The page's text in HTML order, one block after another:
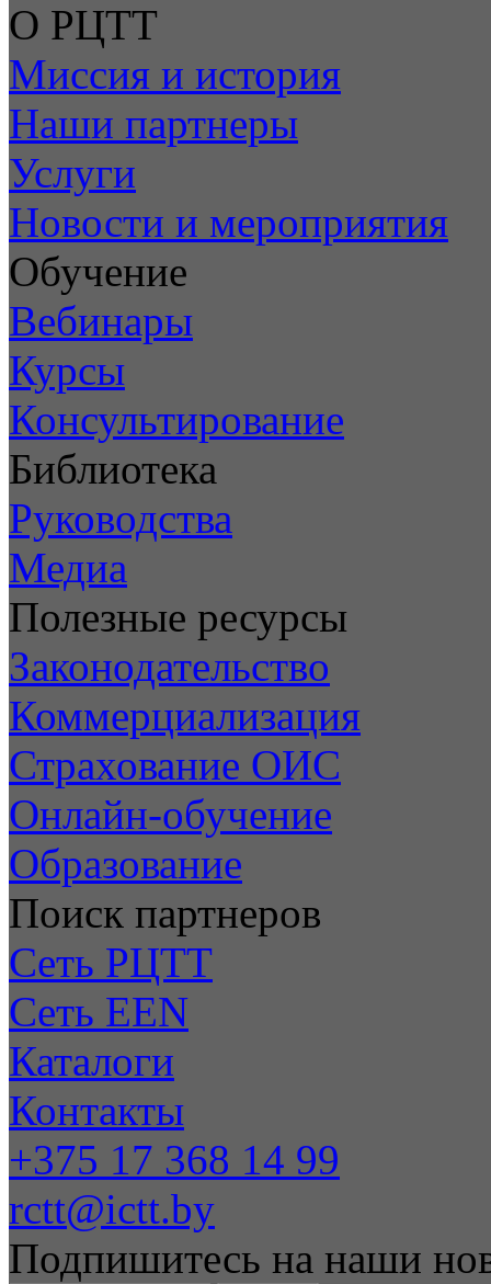
О РЦТТ
Миссия и история
Наши партнеры
Услуги
Новости и мероприятия
Обучение
Вебинары
Курсы
Консультирование
Библиотека
Руководства
Медиа
Полезные ресурсы
Законодательство
Коммерциализация
Страхование ОИС
Онлайн-обучение
Образование
Поиск партнеров
Сеть РЦТТ
Сеть EEN
Каталоги
Контакты
+375 17 368 14 99
rctt@ictt.by
Подпишитесь на наши